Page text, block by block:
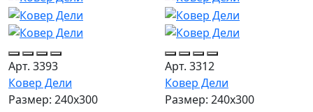
Арт. 3393
Ковер Дели
Размер: 240х300
Арт. 3312
Ковер Дели
Размер: 240х300